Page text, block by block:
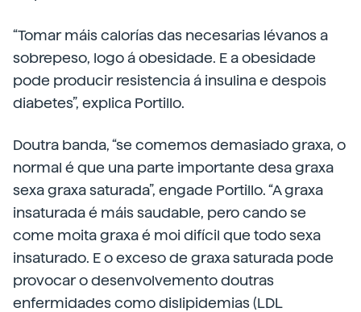
“Tomar máis calorías das necesarias lévanos a
sobrepeso, logo á obesidade. E a obesidade
pode producir resistencia á insulina e despois
diabetes”, explica Portillo.
Doutra banda, “se comemos demasiado graxa, o
normal é que una parte importante desa graxa
sexa graxa saturada”, engade Portillo. “A graxa
insaturada é máis saudable, pero cando se
come moita graxa é moi difícil que todo sexa
insaturado. E o exceso de graxa saturada pode
provocar o desenvolvemento doutras
enfermidades como dislipidemias (LDL